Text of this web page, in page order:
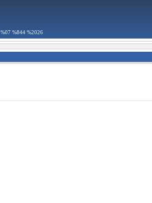
%07 %844 %2026